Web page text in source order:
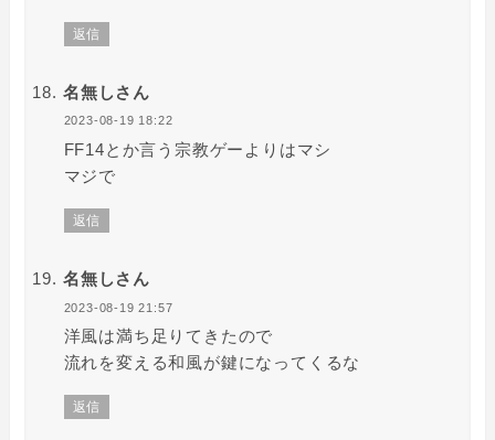
返信
名無しさん
2023-08-19 18:22
FF14とか言う宗教ゲーよりはマシ
マジで
返信
名無しさん
2023-08-19 21:57
洋風は満ち足りてきたので
流れを変える和風が鍵になってくるな
返信